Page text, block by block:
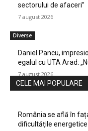
sectorului de afaceri”
7 august 2026
Diverse
Daniel Pancu,
egalul cu UTA Arad:
7 august 2026
CELE MAI POPULARE
România se află în
dificultățile energetice